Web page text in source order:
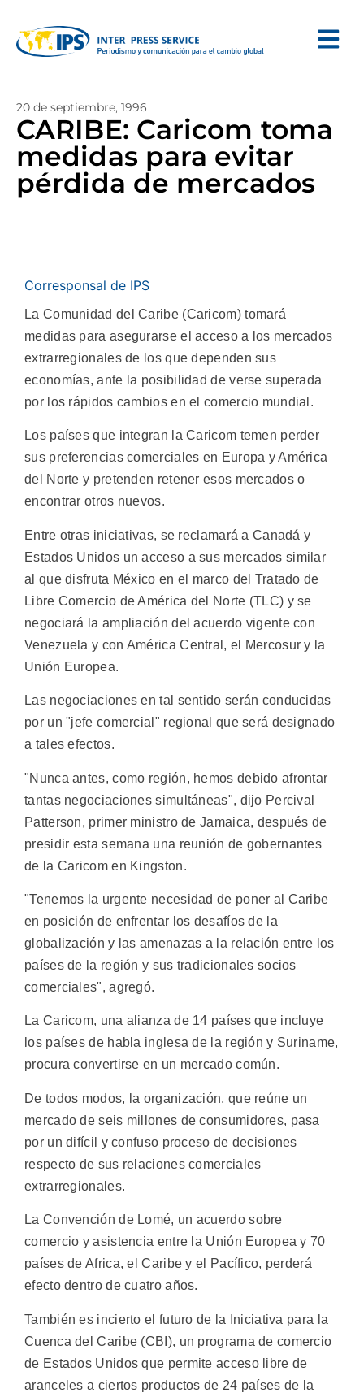
20 de septiembre, 1996
CARIBE: Caricom toma
medidas para evitar
pérdida de mercados
Corresponsal de IPS
La Comunidad del Caribe (Caricom) tomará
medidas para asegurarse el acceso a los mercados
extrarregionales de los que dependen sus
economías, ante la posibilidad de verse superada
por los rápidos cambios en el comercio mundial.
Los países que integran la Caricom temen perder
sus preferencias comerciales en Europa y América
del Norte y pretenden retener esos mercados o
encontrar otros nuevos.
Entre otras iniciativas, se reclamará a Canadá y
Estados Unidos un acceso a sus mercados similar
al que disfruta México en el marco del Tratado de
Libre Comercio de América del Norte (TLC) y se
negociará la ampliación del acuerdo vigente con
Venezuela y con América Central, el Mercosur y la
Unión Europea.
Las negociaciones en tal sentido serán conducidas
por un "jefe comercial" regional que será designado
a tales efectos.
"Nunca antes, como región, hemos debido afrontar
tantas negociaciones simultáneas", dijo Percival
Patterson, primer ministro de Jamaica, después de
presidir esta semana una reunión de gobernantes
de la Caricom en Kingston.
"Tenemos la urgente necesidad de poner al Caribe
en posición de enfrentar los desafíos de la
globalización y las amenazas a la relación entre los
países de la región y sus tradicionales socios
comerciales", agregó.
La Caricom, una alianza de 14 países que incluye
los países de habla inglesa de la región y Suriname,
procura convertirse en un mercado común.
De todos modos, la organización, que reúne un
mercado de seis millones de consumidores, pasa
por un difícil y confuso proceso de decisiones
respecto de sus relaciones comerciales
extrarregionales.
La Convención de Lomé, un acuerdo sobre
comercio y asistencia entre la Unión Europea y 70
países de Africa, el Caribe y el Pacífico, perderá
efecto dentro de cuatro años.
También es incierto el futuro de la Iniciativa para la
Cuenca del Caribe (CBI), un programa de comercio
de Estados Unidos que permite acceso libre de
aranceles a ciertos productos de 24 países de la